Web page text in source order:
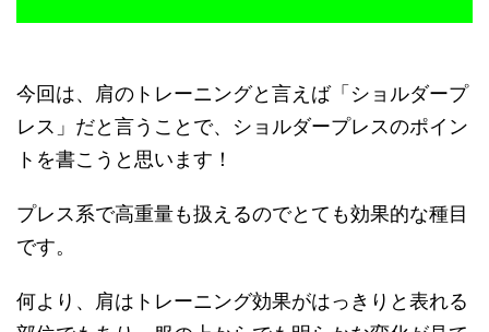
今回は、肩のトレーニングと言えば「ショルダープ
レス」だと言うことで、ショルダープレスのポイン
トを書こうと思います！
プレス系で高重量も扱えるのでとても効果的な種目
です。
何より、肩はトレーニング効果がはっきりと表れる